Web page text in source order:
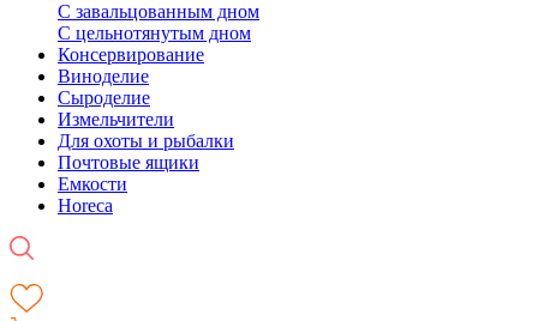
С завальцованным дном
С цельнотянутым дном
Консервирование
Виноделие
Сыроделие
Измельчители
Для охоты и рыбалки
Почтовые ящики
Емкости
Horeca